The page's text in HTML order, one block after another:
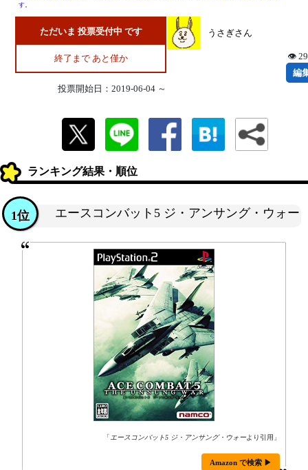
す。
ただいま 投票受付中 です
終了まで あと僅か
投票開始日：2019-06-04 ～
うさぎさん
👁
編
ランキング結果・順位
エースコンバット5 ジ・アンサング・ウォー
1位
「 エースコンバット5 ジ・アンサング・ウォーより引用」
Amazon で検索 ▶